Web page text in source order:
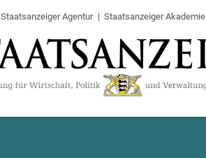
Staatsanzeiger Agentur Staatsanzeiger Akademie